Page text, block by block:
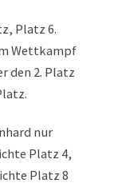
Platz 6.
Wettkampf
den 2. Platz
nur
Platz 4,
Platz 8